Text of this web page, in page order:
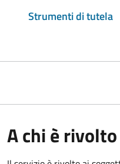
Strumenti di tutela
A chi è rivolto